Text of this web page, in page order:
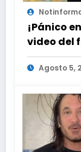
¡Pánico
video del
Hilton
ayuda
Agosto 5,